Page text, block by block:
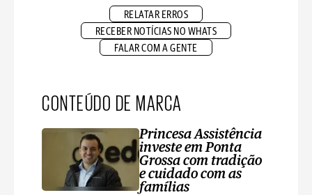
RELATAR ERROS
RECEBER NOTÍCIAS NO WHATS
FALAR COM A GENTE
CONTEÚDO DE MARCA
Princesa Assistência
investe em Ponta
Grossa com tradição
e cuidado com as
famílias